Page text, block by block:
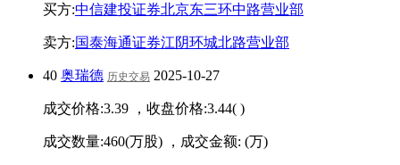
买方:中信建投证券北京东三环中路营业部
卖方:国泰海通证券江阴环城北路营业部
40 奥瑞德 历史交易 2025-10-27
成交价格:3.39 ，收盘价格:3.44( )
成交数量:460(万股) ，成交金额: (万)